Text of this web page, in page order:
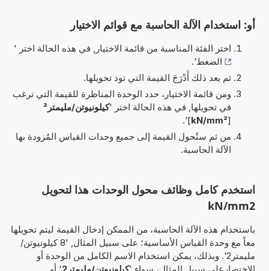
أو: استخدام الآلة الحاسبة مع قوائم الاختيار
اختر الفئة المناسبة من قائمة الاختيار, في هذه الحالة اختر '
الضغط'.
ثم بعد ذلك أَدْرَجَ القيمة التي تود تحويلها.
ومن قائمة الاختيار، حدد الوحدة المناظرة للقيمة التي ترغب
في تحويلها, في هذه الحالة اختر 'كيلونيوتن/مليمتر²
[
kN/mm²
]'.
من ثم ستُحول القيمة إلى جميع وحدات القياس المُزودة بها
الآلة الحاسبة.
استخدم كامل وظائف محول الوحدات هذا لتحويل
kN/mm2
باستخدام هذه الآلة الحاسبة، من الممكن إدخال القيمة ليتم تحويلها
معاً مع وحدة القياس الأساسية؛ على سبيل المثال, '8 كيلونيوتن/
مليمتر2'. وبذلك، يمكن استخدام الاسم الكامل من الوحدة أو
الاختصارعلى سبيل المثال، سواء 'كيلونيوتن/مليمتر2 ' أو